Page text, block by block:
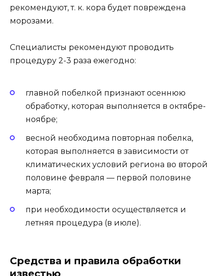
рекомендуют, т. к. кора будет повреждена
морозами.
Специалисты рекомендуют проводить
процедуру 2-3 раза ежегодно:
главной побелкой признают осеннюю
обработку, которая выполняется в октябре-
ноябре;
весной необходима повторная побелка,
которая выполняется в зависимости от
климатических условий региона во второй
половине февраля — первой половине
марта;
при необходимости осуществляется и
летняя процедура (в июле).
Средства и правила обработки